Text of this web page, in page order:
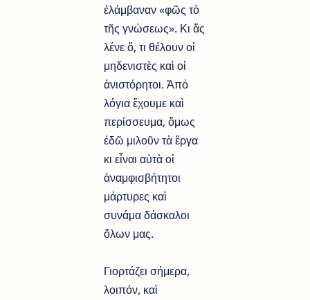
ἐλάμβαναν «φῶς τὸ
τῆς γνώσεως». Κι ἄς
λένε ὅ, τι θέλουν οἱ
μηδενιστὲς καὶ οἱ
ἀνιστόρητοι. Ἀπό
λόγια ἔχουμε καὶ
περίσσευμα, ὅμως
ἐδῶ μιλοῦν τὰ ἔργα
κι εἶναι αὐτὰ οἱ
ἀναμφισβήτητοι
μάρτυρες καὶ
συνάμα δάσκαλοι
ὅλων μας.
Γιορτάζει σήμερα,
λοιπόν, καὶ